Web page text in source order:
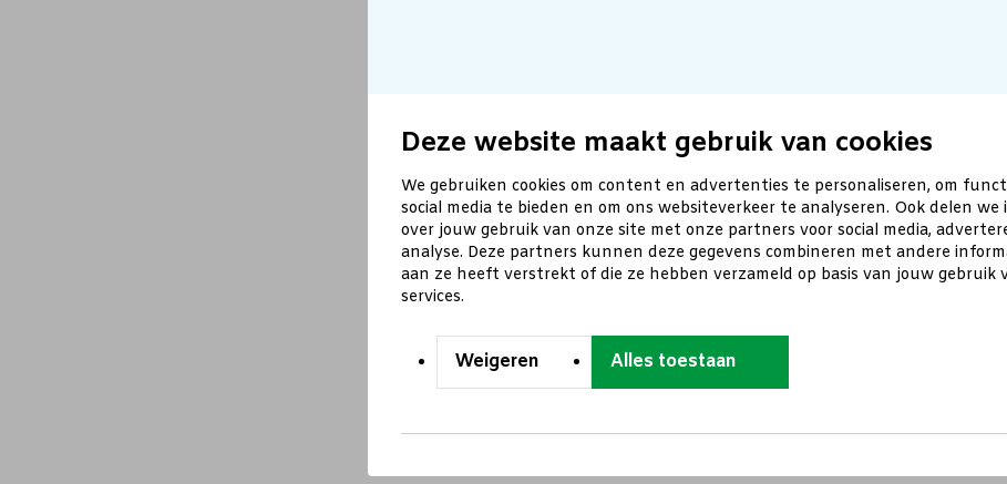
Deze website maakt gebruik van cookies
We gebruiken cookies om content en advertenties te personaliseren, om
social media te bieden en om ons websiteverkeer te analyseren. Ook delen we
over jouw gebruik van onze site met onze partners voor social media,
analyse. Deze partners kunnen deze gegevens combineren met andere
aan ze heeft verstrekt of die ze hebben verzameld op basis van jouw gebruik
services.
Weigeren Alles toestaan